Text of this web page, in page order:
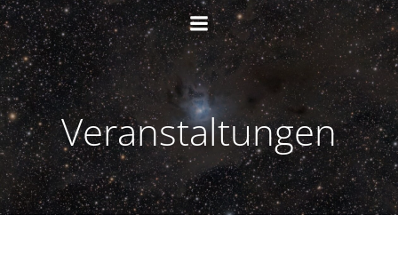
Zum
Inhalt
springen
Veranstaltungen